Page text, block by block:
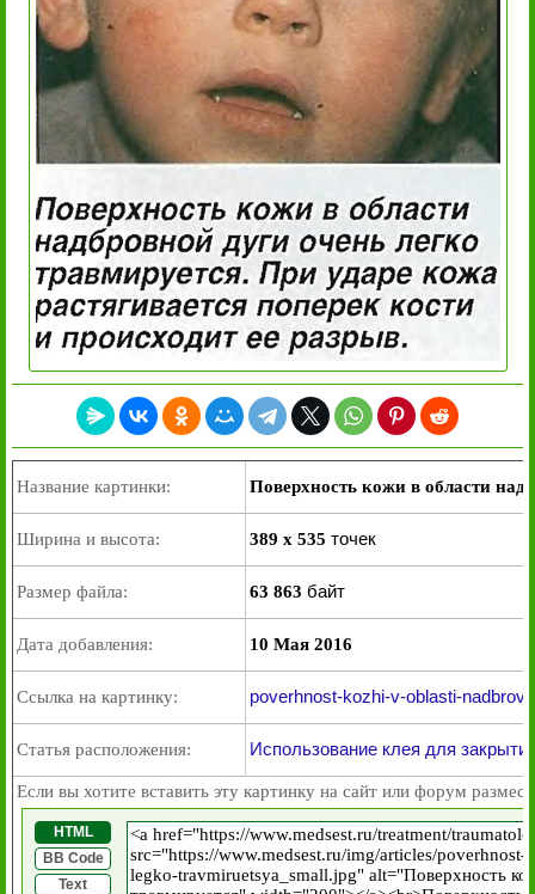
Название картинки: Поверхность кожи в области
Ширина и высота: 389 x 535 точек
Размер файла: 63 863 байт
Дата добавления: 10 Мая 2016
Ссылка на картинку: poverhnost-kozhi-v-oblasti-
Статья расположения: Использование клея для
Если вы хотите вставить эту картинку на сайт или форум
HTML
BB Code
Text